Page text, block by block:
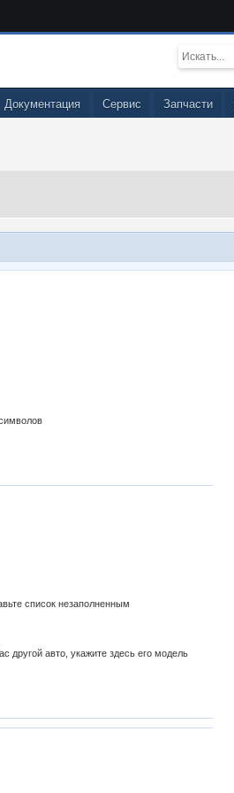
Запчасти
Сервис
Документация
список незаполненным
авто, укажите здесь его модель